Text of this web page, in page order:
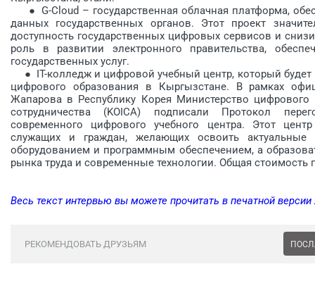
● G-Cloud – государственная облачная платформа,
данных государственных органов. Этот проект
доступность государственных цифровых сервисов и
роль в развитии электронного правительства,
государственных услуг.
● IT-колледж и цифровой учебный центр, который будет
цифрового образования в Кыргызстане. В рамках
Жапарова в Республику Корея Министерство
сотрудничества (KOICA) подписали Протокол
современного цифрового учебного центра. Этот
служащих и граждан, желающих освоить
оборудованием и программным обеспечением, а
рынка труда и современные технологии. Общая
Весь текст интервью вы можете прочитать в печатной
РЕКОМЕНДОВАТЬ ДРУЗЬЯМ